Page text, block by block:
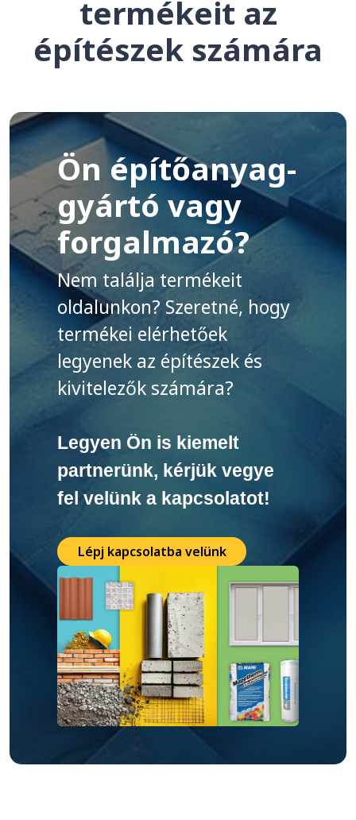
termékeit az
építészek számára
Ön építőanyag-
gyártó vagy
forgalmazó?
Nem találja termékeit
oldalunkon? Szeretné, hogy
termékei elérhetőek
legyenek az építészek és
kivitelezők számára?
Legyen Ön is kiemelt
partnerünk, kérjük vegye
fel velünk a kapcsolatot!
Lépj kapcsolatba velünk